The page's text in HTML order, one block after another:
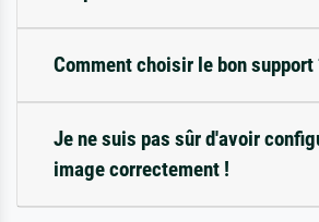
Comment choisir le bon support
Je ne suis pas sûr d'avoir
image correctement !